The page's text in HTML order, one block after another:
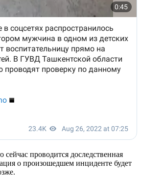
проводится доследственная
о произошедшем инциденте будет